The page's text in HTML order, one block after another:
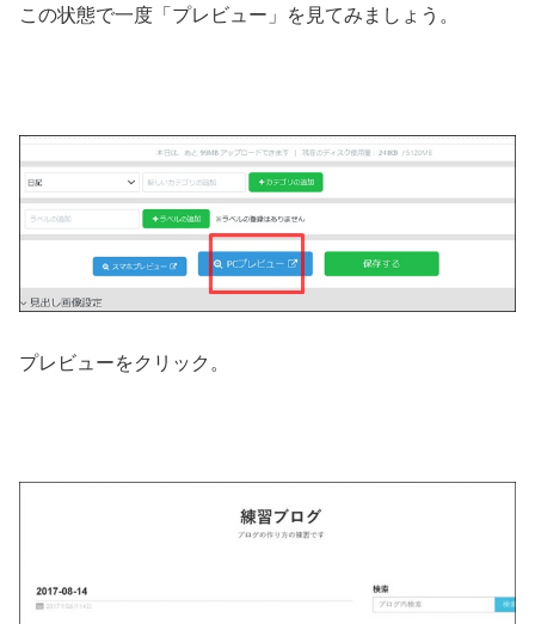
この状態で一度「プレビュー」を見てみましょう。
プレビューをクリック。